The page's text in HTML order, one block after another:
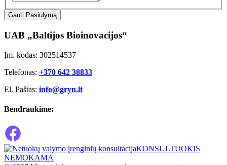
Gauti Pasiūlymą
UAB „Baltijos Bioinovacijos“
Įm. kodas: 302514537
Telefonas: +370 642 38833
El. Paštas: info@gryn.lt
Bendraukime:
KONSULTUOKIS
NEMOKAMA